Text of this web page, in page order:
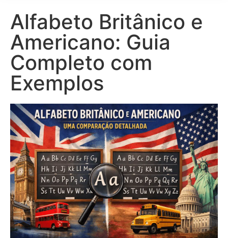
Alfabeto Britânico e
Americano: Guia
Completo com
Exemplos